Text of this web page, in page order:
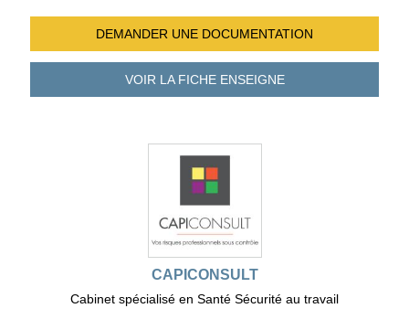
DEMANDER UNE DOCUMENTATION
VOIR LA FICHEENSEIGNE
CAPICONSULT
Cabinet spécialisé en Santé Sécurité au travail